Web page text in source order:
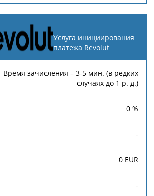
Услуга инициирования
платежа Revolut
Время зачисления – 3-5 мин. (в редких
случаях до 1 р. д.)
0 %
-
0 EUR
-